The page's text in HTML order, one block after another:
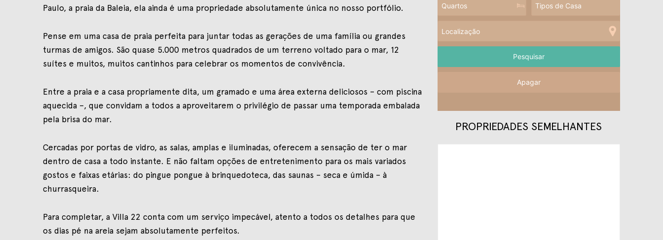
Paulo, a praia da Baleia, ela ainda é uma propriedade absolutamente única no nosso portfólio.
Pense em uma casa de praia perfeita para juntar todas as gerações de uma família ou grandes
turmas de amigos. São quase 5.000 metros quadrados de um terreno voltado para o mar, 12
suítes e muitos, muitos cantinhos para celebrar os momentos de convivência.
Entre a praia e a casa propriamente dita, um gramado e uma área externa deliciosos – com piscina
aquecida –, que convidam a todos a aproveitarem o privilégio de passar uma temporada embalada
pela brisa do mar.
Cercadas por portas de vidro, as salas, amplas e iluminadas, oferecem a sensação de ter o mar
dentro de casa a todo instante. E não faltam opções de entretenimento para os mais variados
gostos e faixas etárias: do pingue pongue à brinquedoteca, das saunas – seca e úmida – à
churrasqueira.
Para completar, a Villa 22 conta com um serviço impecável, atento a todos os detalhes para que
os dias pé na areia sejam absolutamente perfeitos.
Apagar
PROPRIEDADES SEMELHANTES